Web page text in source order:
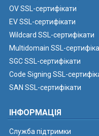
OV SSL-сертифікати
EV SSL-сертифікати
Wildcard SSL-сертифікати
Multidomain SSL-
SGC SSL-сертифікати
Code Signing SSL-
SAN SSL-сертифікати
ІНФОРМАЦІЯ
Служба підтримки